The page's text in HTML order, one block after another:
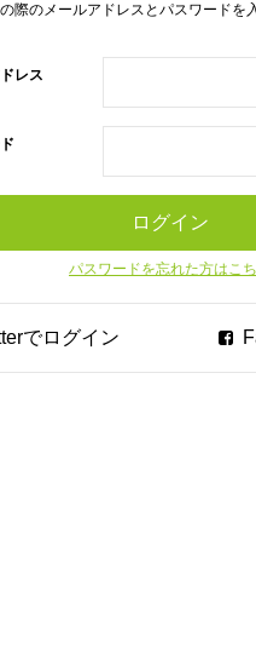
際のメールアドレスとパスワードを
レス
パスワードを忘れた方はこ